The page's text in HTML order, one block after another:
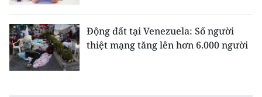
Động đất tại Venezuela: Số người
thiệt mạng tăng lên hơn 6.000 người